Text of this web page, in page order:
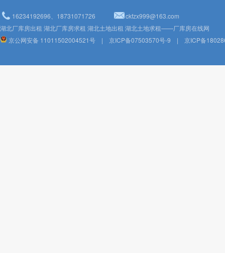
16234192696、18731071726
ckfzx999@163.com
湖北厂库房出租 湖北厂库房求租 湖北土地出租 湖北土地求租——厂库房在线网
京公网安备 11011502004521号 | 京ICP备07503570号-9 | 京ICP备